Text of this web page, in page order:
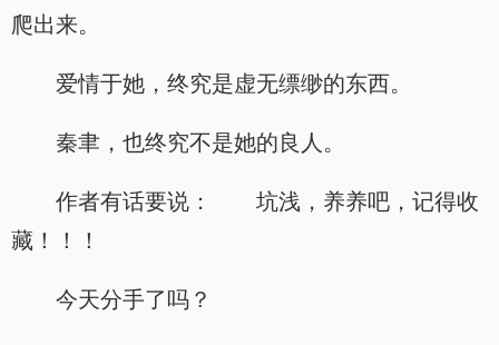
爬出来。
爱情于她，终究是虚无缥缈的东西。
秦聿，也终究不是她的良人。
作者有话要说： 坑浅，养养吧，记得收
藏！！！
今天分手了吗？